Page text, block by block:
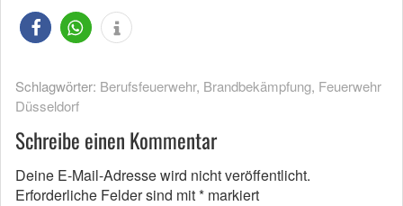
Schlagwörter: Berufsfeuerwehr, Brandbekämpfung, Feuerwehr
Düsseldorf
Schreibe einen Kommentar
Deine E-Mail-Adresse wird nicht veröffentlicht.
Erforderliche Felder sind mit* markiert